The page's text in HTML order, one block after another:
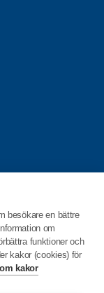
besökare en bättre
om
funktioner och
kakor (cookies) för
kakor